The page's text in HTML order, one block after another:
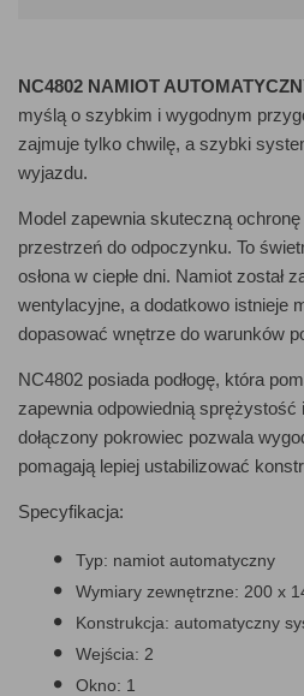
NC4802 NAMIOT
myślą o szybkim i wygodnym
zajmuje tylko chwilę, a szybki
wyjazdu.
Model zapewnia skuteczną
przestrzeń do odpoczynku. To
osłona w ciepłe dni. Namiot
wentylacyjne, a dodatkowo istnieje
dopasować wnętrze do warunków
NC4802 posiada podłogę, która
zapewnia odpowiednią sprężystość
dołączony pokrowiec pozwala
pomagają lepiej ustabilizować
Specyfikacja:
Typ: namiot automatyczny
Wymiary zewnętrzne: 200 x
Konstrukcja: automatyczny
Wejścia: 2
Okno: 1